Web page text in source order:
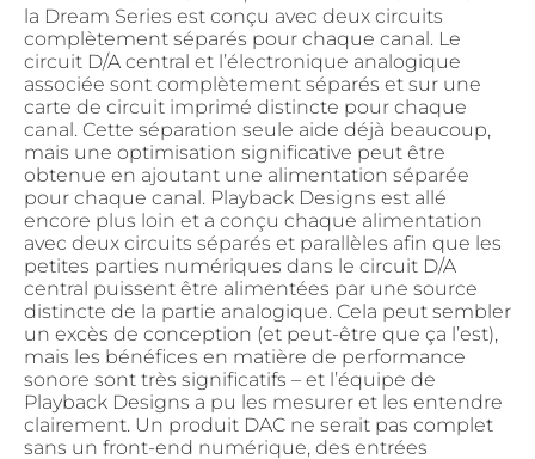
la Dream Series est conçu avec deux circuits
complètement séparés pour chaque canal. Le
circuit D/A central et l’électronique analogique
associée sont complètement séparés et sur une
carte de circuit imprimé distincte pour chaque
canal. Cette séparation seule aide déjà beaucoup,
mais une optimisation significative peut être
obtenue en ajoutant une alimentation séparée
pour chaque canal. Playback Designs est allé
encore plus loin et a conçu chaque alimentation
avec deux circuits séparés et parallèles afin que les
petites parties numériques dans le circuit D/A
central puissent être alimentées par une source
distincte de la partie analogique. Cela peut sembler
un excès de conception (et peut-être que ça l’est),
mais les bénéfices en matière de performance
sonore sont très significatifs – et l’équipe de
Playback Designs a pu les mesurer et les entendre
clairement. Un produit DAC ne serait pas complet
sans un front-end numérique, des entrées